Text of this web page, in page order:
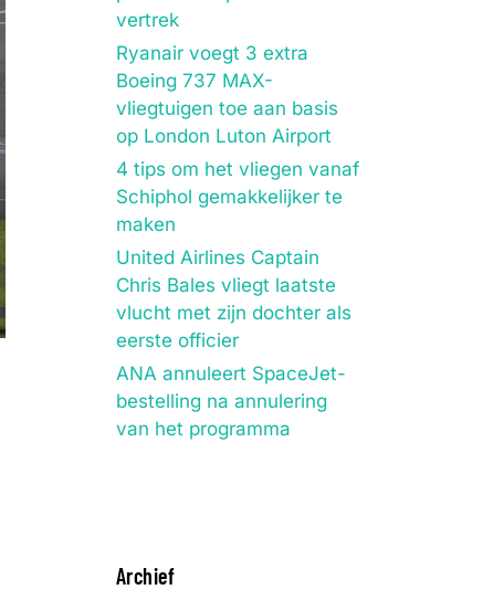
vertrek
Ryanair voegt 3 extra
Boeing 737 MAX-
vliegtuigen toe aan basis
op London Luton Airport
4 tips om het vliegen vanaf
Schiphol gemakkelijker te
maken
United Airlines Captain
Chris Bales vliegt laatste
vlucht met zijn dochter als
eerste officier
ANA annuleert SpaceJet-
bestelling na annulering
van het programma
Archief